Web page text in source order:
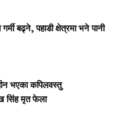
बढ्ने, पहाडी क्षेत्रमा भने पानी
भएका कपिलवस्तु
सिंह मृत फेला